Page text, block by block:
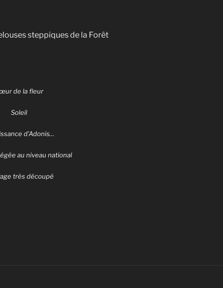
steppiques de la Forêt
de la fleur
Soleil
d’Adonis…
au niveau national
très découpé